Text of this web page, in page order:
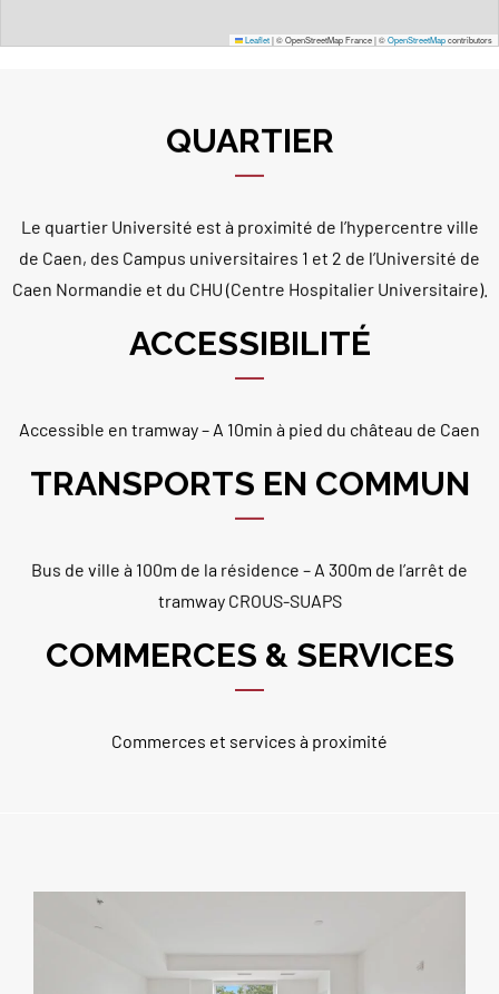
Leaflet|© OpenStreetMap France | ©OpenStreetMapcontributors
QUARTIER
Le quartier Université est à proximité de l’hypercentre ville
de Caen, des Campus universitaires 1 et 2 de l’Université de
Caen Normandie et du CHU (Centre Hospitalier Universitaire).
ACCESSIBILITÉ
Accessible en tramway – A 10min à pied du château de Caen
TRANSPORTS EN COMMUN
Bus de ville à 100m de la résidence – A 300m de l’arrêt de
tramway CROUS-SUAPS
COMMERCES & SERVICES
Commerces et services à proximité